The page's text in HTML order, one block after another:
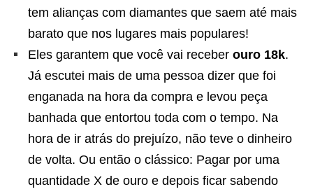
tem alianças com diamantes que saem até mais
barato que nos lugares mais populares!
Eles garantem que você vai receber ouro 18k.
Já escutei mais de uma pessoa dizer que foi
enganada na hora da compra e levou peça
banhada que entortou toda com o tempo. Na
hora de ir atrás do prejuízo, não teve o dinheiro
de volta. Ou então o clássico: Pagar por uma
quantidade X de ouro e depois ficar sabendo